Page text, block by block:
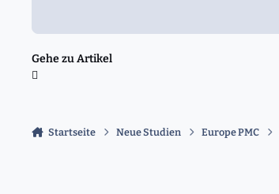
Gehe zu Artikel
Startseite Neue Studien Europe PMC